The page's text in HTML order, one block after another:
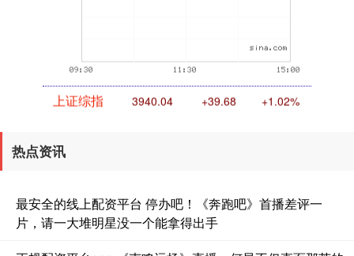
热点资讯
最安全的线上配资平台 停办吧！《奔跑吧》首播差评一
片，请一大堆明星没一个能拿得出手